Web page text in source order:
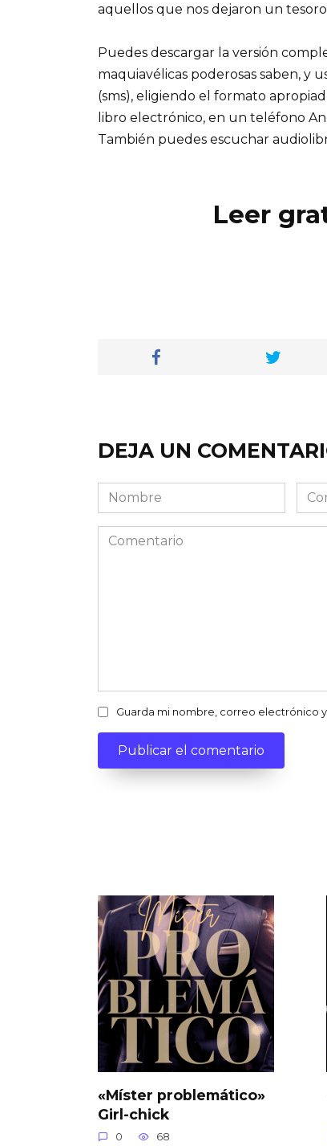
aquellos que nos dejaron un
Puedes descargar la versión
maquiavélicas poderosas saben, y
(sms), eligiendo el formato
libro electrónico, en un teléfono
También puedes escuchar
Leer
DEJA UN
Nombre
Comentario
Guarda mi nombre, correo electrónico
«Míster problemático»
Girl-chick
0 68